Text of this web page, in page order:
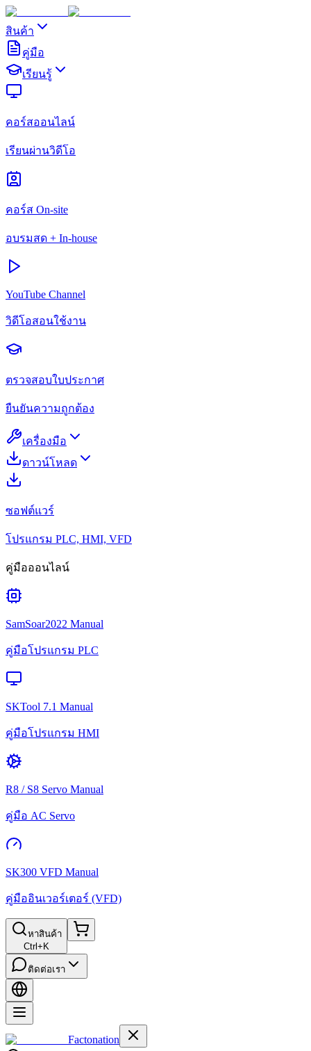
สินค้า
คู่มือ
เรียนรู้
คอร์สออนไลน์
เรียนผ่านวิดีโอ
คอร์ส On-site
อบรมสด + In-house
YouTube Channel
วิดีโอสอนใช้งาน
ตรวจสอบใบประกาศ
ยืนยันความถูกต้อง
เครื่องมือ
ดาวน์โหลด
ซอฟต์แวร์
โปรแกรม PLC, HMI, VFD
คู่มือออนไลน์
SamSoar2022 Manual
คู่มือโปรแกรม PLC
SKTool 7.1 Manual
คู่มือโปรแกรม HMI
R8 / S8 Servo Manual
คู่มือ AC Servo
SK300 VFD Manual
คู่มืออินเวอร์เตอร์ (VFD)
หาสินค้า
Ctrl+K
ติดต่อเรา
Factonation